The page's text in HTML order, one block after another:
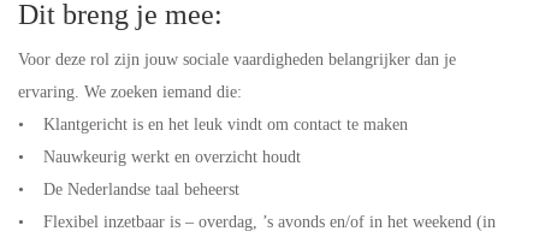
Dit breng je mee:
Voor deze rol zijn jouw sociale vaardigheden belangrijker dan je
ervaring. We zoeken iemand die:
• Klantgericht is en het leuk vindt om contact te maken
• Nauwkeurig werkt en overzicht houdt
• De Nederlandse taal beheerst
• Flexibel inzetbaar is – overdag, ’s avonds en/of in het weekend (in